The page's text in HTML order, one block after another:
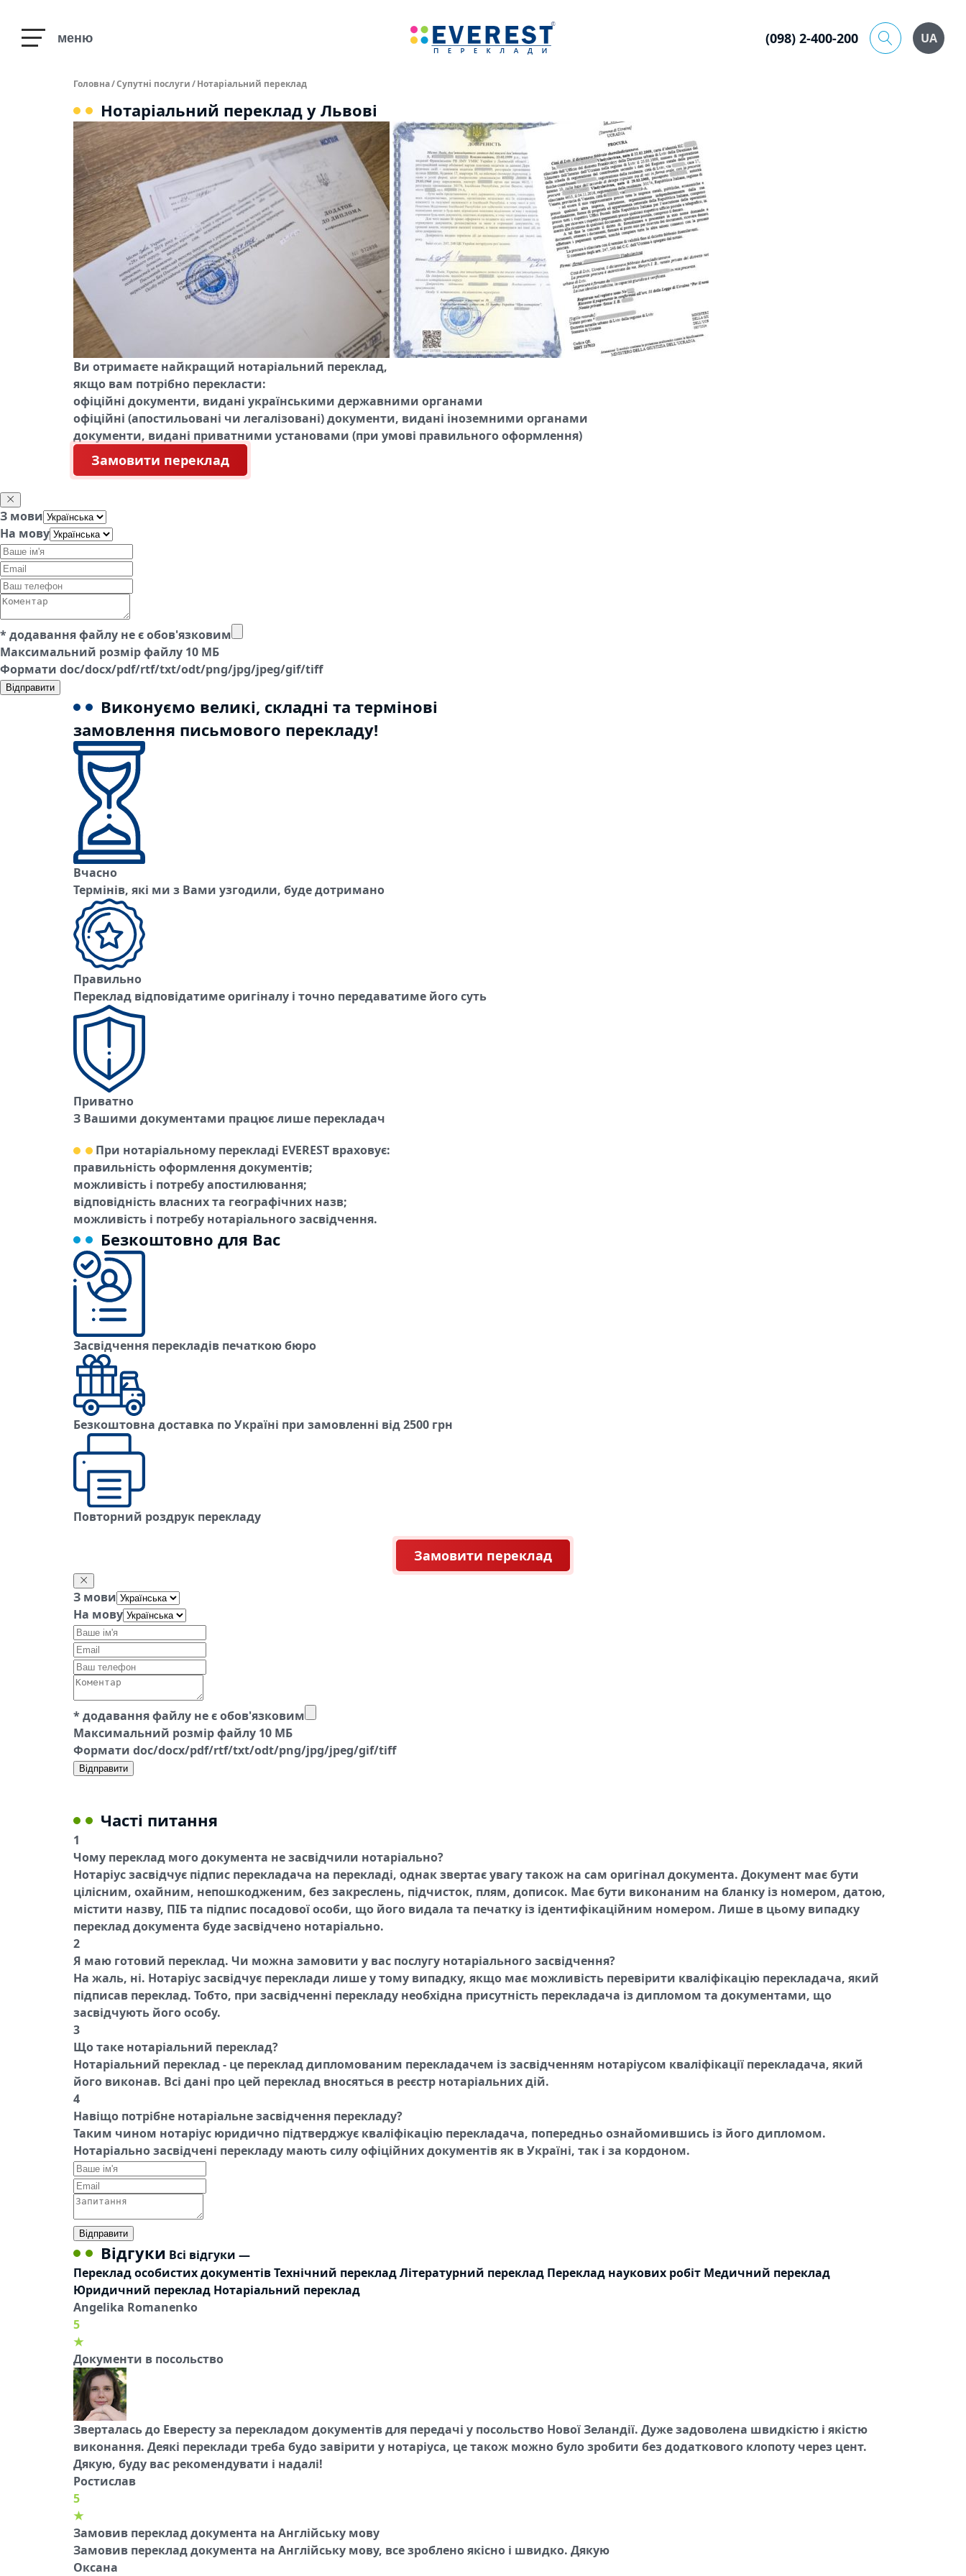
меню (098) 2-400-200 UA
Головна/Супутні послуги/Нотаріальний переклад
Нотаріальний переклад у Львові
Ви отримаєте найкращий нотаріальний переклад,
якщо вам потрібно перекласти:
офіційні документи, видані українськими державними органами
офіційні (апостильовані чи легалізовані) документи, видані іноземними органами
документи, видані приватними установами (при умові правильного оформлення)
Замовити переклад
З мови
На мову
* додавання файлу не є обов'язковим
Максимальний розмір файлу 10 МБ
Формати doc/docx/pdf/rtf/txt/odt/png/jpg/jpeg/gif/tiff
Відправити
Виконуємо великі, складні та термінові
замовлення письмового перекладу!
Вчасно
Термінів, які ми з Вами узгодили, буде дотримано
Правильно
Переклад відповідатиме оригіналу і точно передаватиме його суть
Приватно
З Вашими документами працює лише перекладач
При нотаріальному перекладі EVEREST враховує:
правильність оформлення документів;
можливість і потребу апостилювання;
відповідність власних та географічних назв;
можливість і потребу нотаріального засвідчення.
Безкоштовно для Вас
Засвідчення перекладів печаткою бюро
Безкоштовна доставка по Україні при замовленні від 2500 грн
Повторний роздрук перекладу
Замовити переклад
З мови
На мову
* додавання файлу не є обов'язковим
Максимальний розмір файлу 10 МБ
Формати doc/docx/pdf/rtf/txt/odt/png/jpg/jpeg/gif/tiff
Відправити
Часті питання
1
Чому переклад мого документа не засвідчили нотаріально?
Нотаріус засвідчує підпис перекладача на перекладі, однак звертає увагу також на сам оригінал документа. Документ має бути
цілісним, охайним, непошкодженим, без закреслень, підчисток, плям, дописок. Має бути виконаним на бланку із номером, датою,
містити назву, ПІБ та підпис посадової особи, що його видала та печатку із ідентифікаційним номером. Лише в цьому випадку
переклад документа буде засвідчено нотаріально.
2
Я маю готовий переклад. Чи можна замовити у вас послугу нотаріального засвідчення?
На жаль, ні. Нотаріус засвідчує переклади лише у тому випадку, якщо має можливість перевірити кваліфікацію перекладача, який
підписав переклад. Тобто, при засвідченні перекладу необхідна присутність перекладача із дипломом та документами, що
засвідчують його особу.
3
Що таке нотаріальний переклад?
Нотаріальний переклад - це переклад дипломованим перекладачем із засвідченням нотаріусом кваліфікації перекладача, який
його виконав. Всі дані про цей переклад вносяться в реєстр нотаріальних дій.
4
Навіщо потрібне нотаріальне засвідчення перекладу?
Таким чином нотаріус юридично підтверджує кваліфікацію перекладача, попередньо ознайомившись із його дипломом.
Нотаріально засвідчені перекладу мають силу офіційних документів як в Україні, так і за кордоном.
Відправити
Відгуки Всі відгуки —
Переклад особистих документівТехнічний перекладЛітературний переклад Переклад наукових робіт Медичний переклад
Юридичний переклад Нотаріальний переклад
Angelika Romanenko
5
★
Документи в посольство
Зверталась до Евересту за перекладом документів для передачі у посольство Нової Зеландії. Дуже задоволена швидкістю і якістю
виконання. Деякі переклади треба будо завірити у нотаріуса, це також можно було зробити без додаткового клопоту через цент.
Дякую, буду вас рекомендувати і надалі!
Ростислав
5
★
Замовив переклад документа на Англійську мову
Замовив переклад документа на Англійську мову, все зроблено якісно і швидко. Дякую
Оксана